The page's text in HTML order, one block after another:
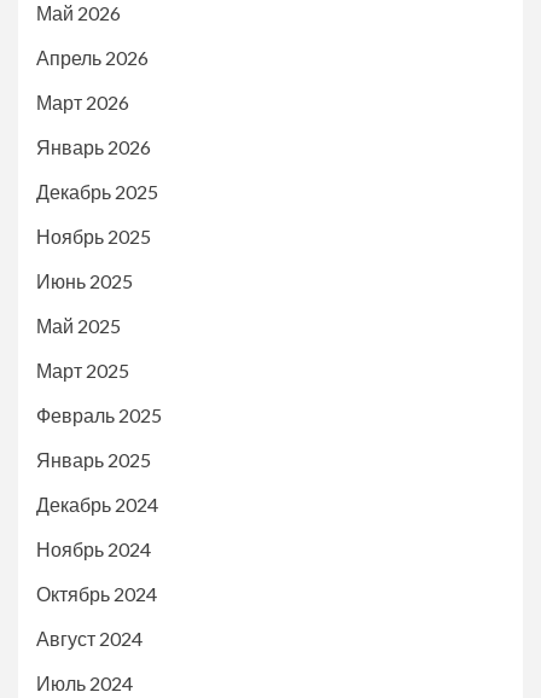
Май 2026
Апрель 2026
Март 2026
Январь 2026
Декабрь 2025
Ноябрь 2025
Июнь 2025
Май 2025
Март 2025
Февраль 2025
Январь 2025
Декабрь 2024
Ноябрь 2024
Октябрь 2024
Август 2024
Июль 2024